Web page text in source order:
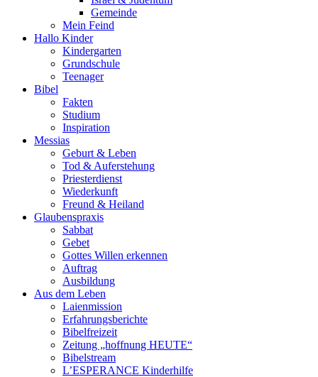
Gemeinde
Mein Feind
Hallo Kinder
Kindergarten
Grundschule
Teenager
Bibel
Fakten
Studium
Inspiration
Messias
Geburt & Leben
Tod & Auferstehung
Priesterdienst
Wiederkunft
Freund & Heiland
Glaubenspraxis
Sabbat
Gebet
Gottes Willen erkennen
Auftrag
Ausbildung
Aus dem Leben
Laienmission
Erfahrungsberichte
Bibelfreizeit
Zeitung „hoffnung HEUTE“
Bibelstream
L’ESPERANCE Kinderhilfe